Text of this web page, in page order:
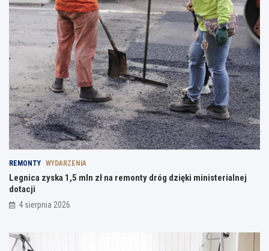
REMONTY WYDARZENIA
Legnica zyska 1,5 mln zł na remonty dróg dzięki ministerialnej
dotacji
4 sierpnia 2026